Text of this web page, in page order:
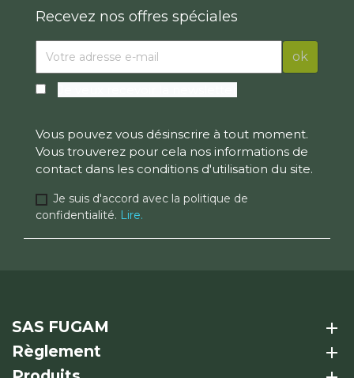
Recevez nos offres spéciales
Vous pouvez vous désinscrire à tout moment.
Vous trouverez pour cela nos informations de
contact dans les conditions d'utilisation du site.
Je suis d'accord avec la politique de
confidentialité. Lire.
SAS FUGAM
add
Règlement
add